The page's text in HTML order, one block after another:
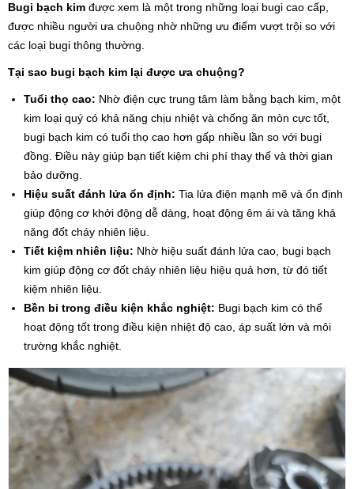
Bugi bạch kim được xem là một trong những loại bugi cao cấp,
được nhiều người ưa chuộng nhờ những ưu điểm vượt trội so với
các loại bugi thông thường.
Tại sao bugi bạch kim lại được ưa chuộng?
Tuổi thọ cao: Nhờ điện cực trung tâm làm bằng bạch kim, một
kim loại quý có khả năng chịu nhiệt và chống ăn mòn cực tốt,
bugi bạch kim có tuổi thọ cao hơn gấp nhiều lần so với bugi
đồng. Điều này giúp bạn tiết kiệm chi phí thay thế và thời gian
bảo dưỡng.
Hiệu suất đánh lửa ổn định: Tia lửa điện mạnh mẽ và ổn định
giúp động cơ khởi động dễ dàng, hoạt động êm ái và tăng khả
năng đốt cháy nhiên liệu.
Tiết kiệm nhiên liệu: Nhờ hiệu suất đánh lửa cao, bugi bạch
kim giúp động cơ đốt cháy nhiên liệu hiệu quả hơn, từ đó tiết
kiệm nhiên liệu.
Bền bỉ trong điều kiện khắc nghiệt: Bugi bạch kim có thể
hoạt động tốt trong điều kiện nhiệt độ cao, áp suất lớn và môi
trường khắc nghiệt.